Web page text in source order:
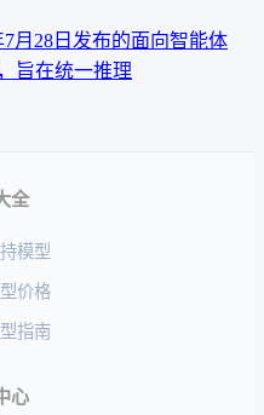
月28日发布的面向智能体
旨在统一推理
全
模型
价格
指南
心